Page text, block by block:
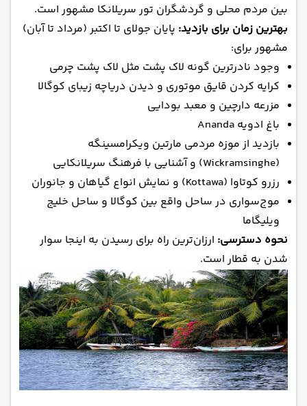
بین مردم محلی و گردشگران تور سریلانکا مشهور است.
بهترین زمان برای بازدید: پایان جولای تا اکتبر (مرداد تا آبان)
مشهور برای:
وجود نادرترین گونه‌ لاک پشت مثل لاک پشت چرمی
کرایه کردن قایق موتوری و دیدن دریاچه زیبای کوگالا
مزرعه دارچین و معبد بودایی
باغ ادویه Ananda
بازدید از موزه مردمی مارتین ویکرامسینگه
(Wickramsinghe) و آشنایی با فرهنگ سریلانکایی
رزرو کوتاوا (Kottawa) و نمایش انواع گیاهان و جانوران
موج‌سواری در ساحل واقع بین کوگالا و ساحل خلیج
ویلیگاما
نحوه دسترسی: ارزان‌ترین راه برای رسیدن به اینجا سوار
شدن به قطار است.